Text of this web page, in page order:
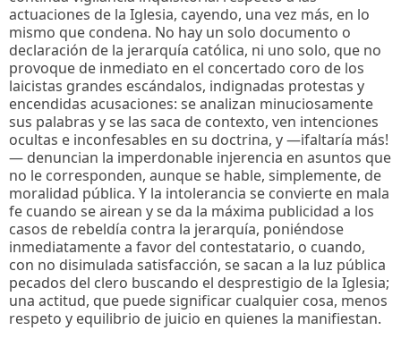
actuaciones de la Iglesia, cayendo, una vez más, en lo
mismo que condena. No hay un solo documento o
declaración de la jerarquía católica, ni uno solo, que no
provoque de inmediato en el concertado coro de los
laicistas grandes escándalos, indignadas protestas y
encendidas acusaciones: se analizan minuciosamente
sus palabras y se las saca de contexto, ven intenciones
ocultas e inconfesables en su doctrina, y —ifaltaría más!
— denuncian la imperdonable injerencia en asuntos que
no le corresponden, aunque se hable, simplemente, de
moralidad pública. Y la intolerancia se convierte en mala
fe cuando se airean y se da la máxima publicidad a los
casos de rebeldía contra la jerarquía, poniéndose
inmediatamente a favor del contestatario, o cuando,
con no disimulada satisfacción, se sacan a la luz pública
pecados del clero buscando el desprestigio de la Iglesia;
una actitud, que puede significar cualquier cosa, menos
respeto y equilibrio de juicio en quienes la manifiestan.